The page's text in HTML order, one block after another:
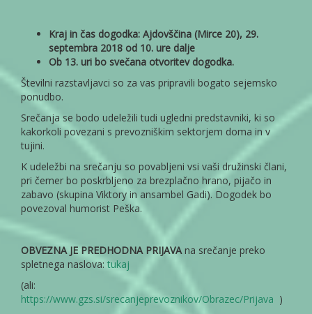
Kraj in čas dogodka: Ajdovščina (Mirce 20), 29.
septembra 2018 od 10. ure dalje
Ob 13. uri bo svečana otvoritev dogodka.
Številni razstavljavci so za vas pripravili bogato sejemsko
ponudbo.
Srečanja se bodo udeležili tudi ugledni predstavniki, ki so
kakorkoli povezani s prevozniškim sektorjem doma in v
tujini.
K udeležbi na srečanju so povabljeni vsi vaši družinski člani,
pri čemer bo poskrbljeno za brezplačno hrano, pijačo in
zabavo (skupina Viktory in ansambel Gadi). Dogodek bo
povezoval humorist Peška.
OBVEZNA JE PREDHODNA PRIJAVAna srečanje preko
spletnega naslova:tukaj
(ali:
https://www.gzs.si/srecanjeprevoznikov/Obrazec/Prijava )